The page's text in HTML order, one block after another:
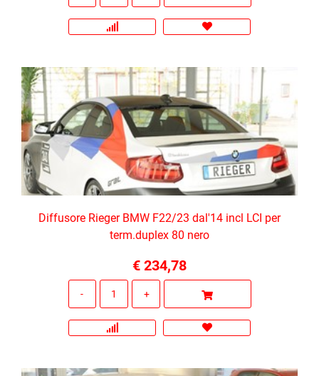
Diffusore Rieger BMW F22/23 dal'14 incl LCI per
term.duplex 80 nero
€ 234,78